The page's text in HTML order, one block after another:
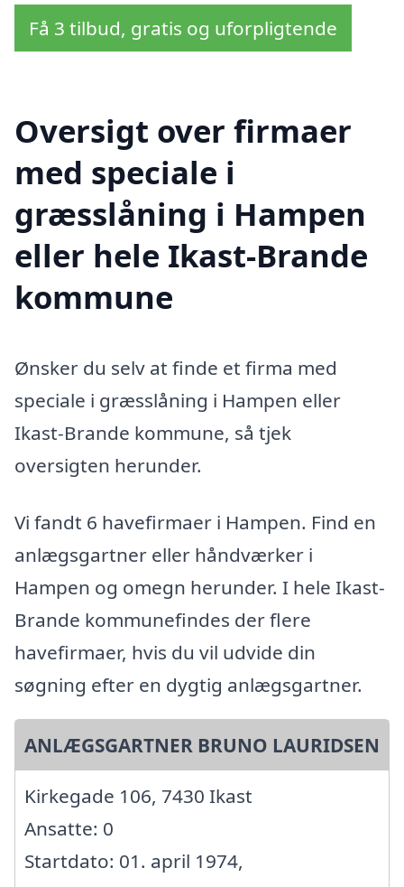
Få 3 tilbud, gratis og uforpligtende
Oversigt over firmaer
med speciale i
græsslåning i Hampen
eller hele Ikast-Brande
kommune
Ønsker du selv at finde et firma med
speciale i græsslåning i Hampen eller
Ikast-Brande kommune, så tjek
oversigten herunder.
Vi fandt 6 havefirmaer i Hampen. Find en
anlægsgartner eller håndværker i
Hampen og omegn herunder. I hele Ikast-
Brande kommunefindes der flere
havefirmaer, hvis du vil udvide din
søgning efter en dygtig anlægsgartner.
ANLÆGSGARTNER BRUNO LAURIDSEN
Kirkegade 106, 7430 Ikast
Ansatte: 0
Startdato: 01. april 1974,